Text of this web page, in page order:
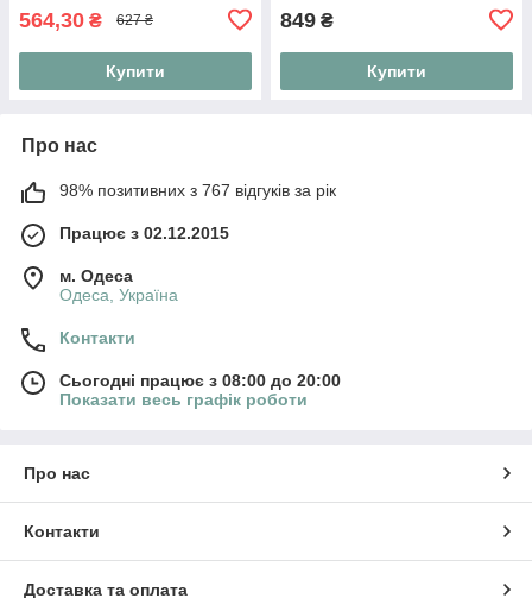
564,30 ₴ 627 ₴
Купити
849 ₴
Купити
Про нас
98% позитивних з 767 відгуків за рік
Працює з 02.12.2015
м. Одеса
Одеса, Україна
Контакти
Сьогодні працює з 08:00 до 20:00
Показати весь графік роботи
Про нас
Контакти
Доставка та оплата